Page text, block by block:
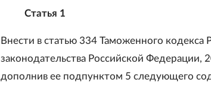
Статья 1
Внести в статью 334 Таможенного
законодательства Российской Федерации,
дополнив ее подпунктом 5 следующего